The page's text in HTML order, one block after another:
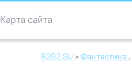
Карта сайта
B2B2.SU » Фантастика ,